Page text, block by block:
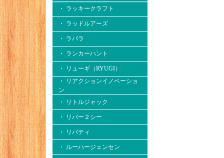
・ ラッキークラフト
・ ラッドルアーズ
・ ラパラ
・ ランカーハント
・ リューギ（RYUGI）
・ リアクションイノベーショ
ン
・ リトルジャック
・ リバー２シー
・ リバティ
・ ルーハージェンセン